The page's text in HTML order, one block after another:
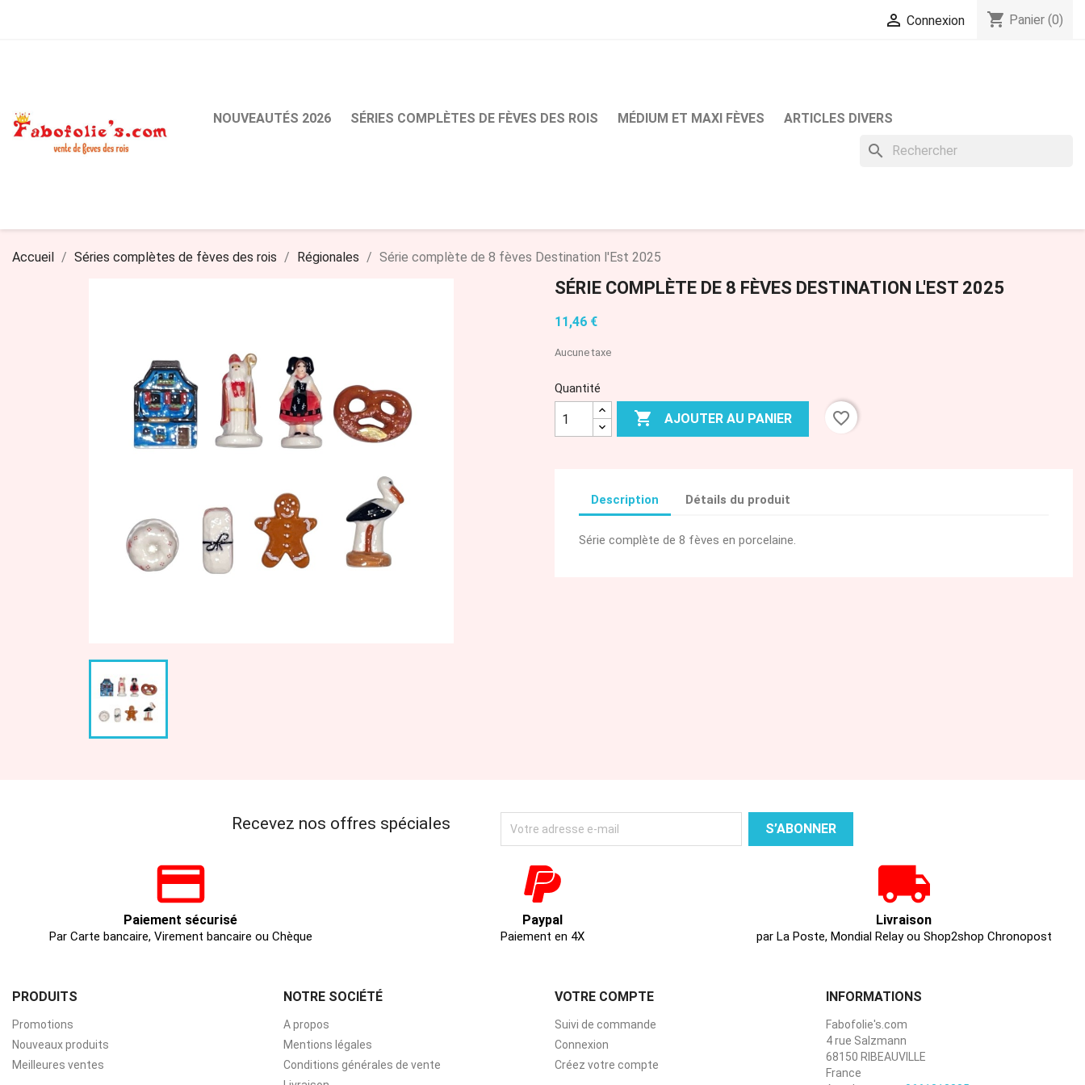
 Connexion shopping_cart Panier (0)
NOUVEAUTÉS 2026 SÉRIES COMPLÈTES DE FÈVES DES ROIS MÉDIUM ET MAXI FÈVES ARTICLES DIVERS
search
Accueil Séries complètes de fèves des rois Régionales Série complète de 8 fèves Destination l'Est 2025
SÉRIE COMPLÈTE DE 8 FÈVES DESTINATION L'EST 2025
11,46 €
Aucune taxe
Quantité
 AJOUTER AU PANIER favorite_border
Description Détails du produit
Série complète de 8 fèves en porcelaine.
Recevez nos offres spéciales
Paiement sécurisé
Par Carte bancaire, Virement bancaire ou Chèque
Paypal
Paiement en 4X
Livraison
par La Poste, Mondial Relay ou Shop2shop Chronopost
PRODUITS
Promotions
Nouveaux produits
Meilleures ventes
NOTRE SOCIÉTÉ
A propos
Mentions légales
Conditions générales de vente
VOTRE COMPTE
Suivi de commande
Connexion
Créez votre compte
INFORMATIONS
Fabofolie's.com
4 rue Salzmann
68150 RIBEAUVILLE
France